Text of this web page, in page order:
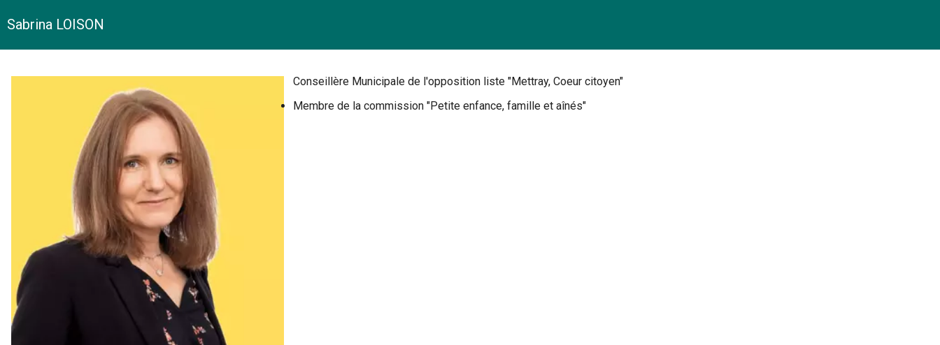
Sabrina LOISON
Conseillère Municipale de l'opposition liste "Mettray, Coeur citoyen"
Membre de la commission "Petite enfance, famille et aînés"